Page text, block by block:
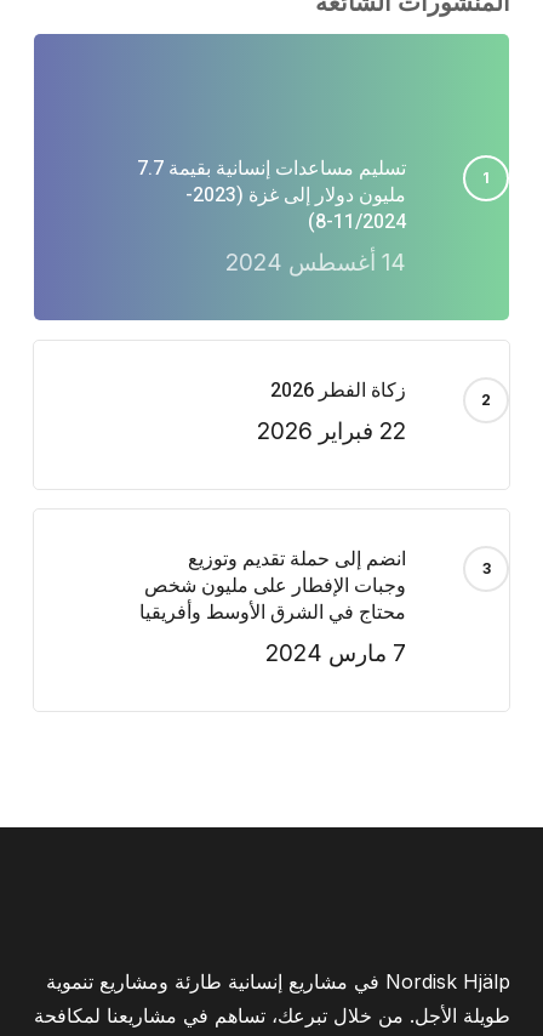
تسليم مساعدات إنسانية بقيمة 7.7
مليون دولار إلى غزة (2023-
11/2024-8)
14 أغسطس 2024
زكاة الفطر 2026
22 فبراير 2026
انضم إلى حملة تقديم وتوزيع
وجبات الإفطار على مليون شخص
محتاج في الشرق الأوسط وأفريقيا
7 مارس 2024
Nordisk Hjälp في مشاريع إنسانية طارئة ومشاريع تنموية
طويلة الأجل. من خلال تبرعك، تساهم في مشاريعنا لمكافحة